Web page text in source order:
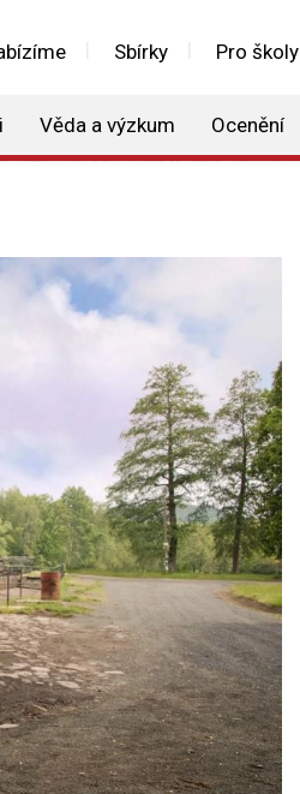
Sbírky Pro školy
Věda a výzkum Ocenění